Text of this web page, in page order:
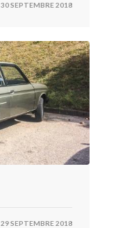
30 SEPTEMBRE 2018
29 SEPTEMBRE 2018